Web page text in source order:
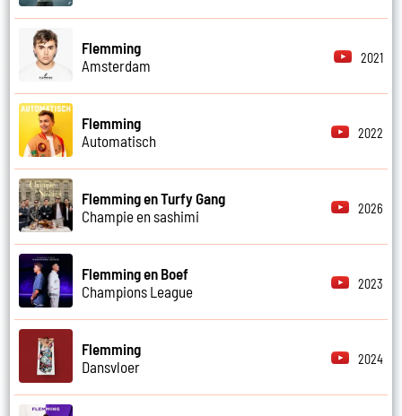
Flemming
Amsterdam
2021
Flemming
Automatisch
2022
Flemming en Turfy Gang
Champie en sashimi
2026
Flemming en Boef
Champions League
2023
Flemming
Dansvloer
2024